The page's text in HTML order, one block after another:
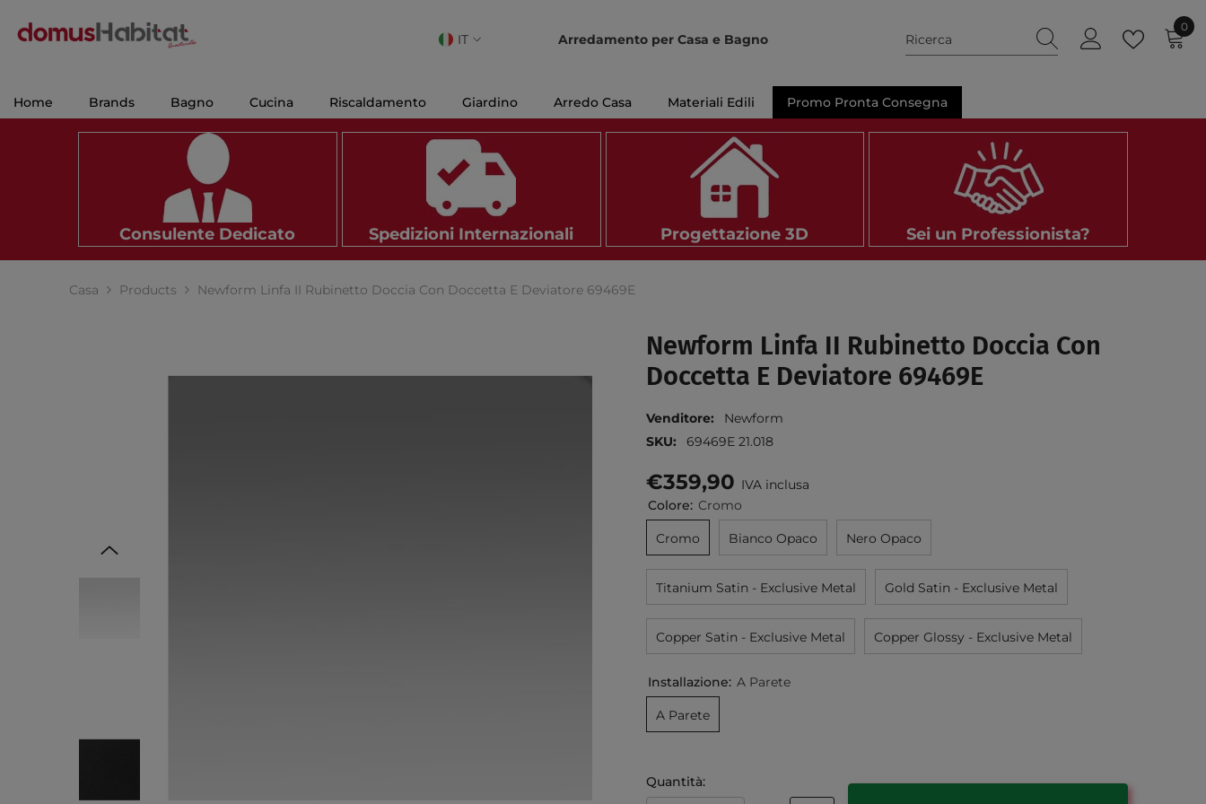
IT
EN
FR
Arredamento per Casa e Bagno
0
0
Home Brands Bagno Cucina Riscaldamento Giardino Arredo Casa Materiali Edili Promo Pronta Consegna
Consulente Dedicato Spedizioni Internazionali Progettazione 3D Sei un Professionista?
Casa Products Newform Linfa II Rubinetto Doccia Con Doccetta E Deviatore 69469E
Newform Linfa II Rubinetto Doccia Con
Doccetta E Deviatore 69469E
Venditore:
Newform
SKU:
69469E 21.018
€359,90 IVA inclusa
Colore: Cromo
Cromo Bianco Opaco Nero Opaco
Titanium Satin - Exclusive Metal Gold Satin - Exclusive Metal
Copper Satin - Exclusive Metal Copper Glossy - Exclusive Metal
Installazione: A Parete
A Parete
Quantità: